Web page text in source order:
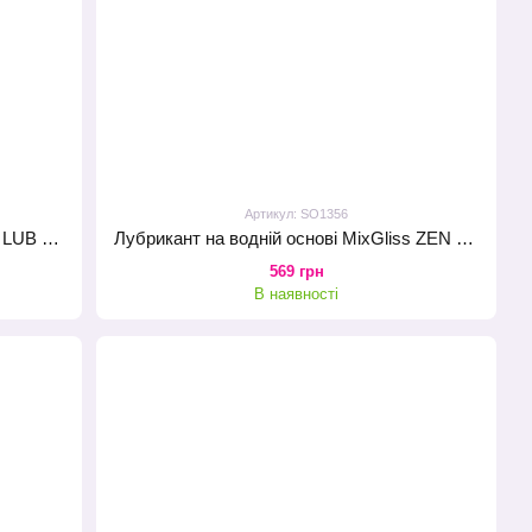
Лубрикант на водній основі MixGliss LUB NATURE (70 мл) з алантоїном і екстрактом алое
Артикул: SO1356
Лубрикант на водній основі MixGliss ZEN THE BLANC (70 мл) білий чай
569 грн
В наявності